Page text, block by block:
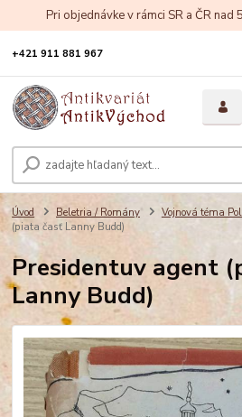
Pri objednávke v rámci SR a ČR
+421 911 881 967
Úvod Beletria / Romány Vojnová téma
(piata časť Lanny Budd)
Presidentuv agent
Lanny Budd)